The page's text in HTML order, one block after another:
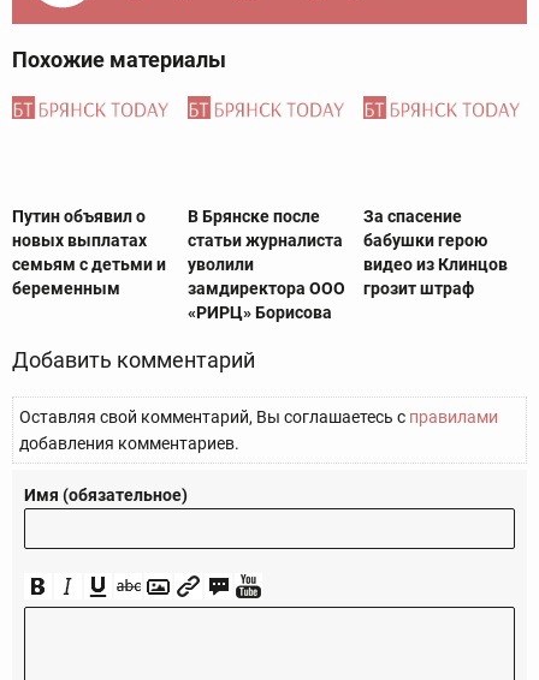
Похожие материалы
Путин объявил о
новых выплатах
семьям с детьми и
беременным
В Брянске после
статьи журналиста
уволили
замдиректора ООО
«РИРЦ» Борисова
За спасение
бабушки герою
видео из Клинцов
грозит штраф
Добавить комментарий
Оставляя свой комментарий, Вы соглашаетесь с правилами
добавления комментариев.
Имя (обязательное)